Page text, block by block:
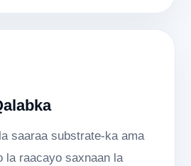
saaraa substrate-ka ama
la raacayo saxnaan la